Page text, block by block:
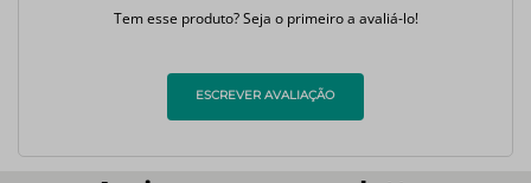
Tem esse produto? Seja o primeiro a avaliá-lo!
ESCREVER AVALIAÇÃO